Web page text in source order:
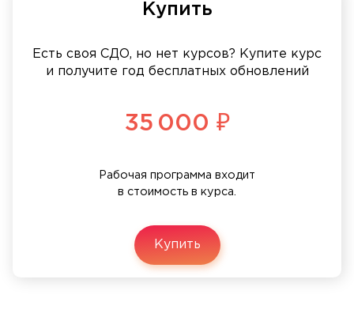
Купить
Есть своя СДО, но нет курсов? Купите курс
и получите год бесплатных обновлений
35 000 ₽
Рабочая программа входит
в стоимость в курса.
Купить